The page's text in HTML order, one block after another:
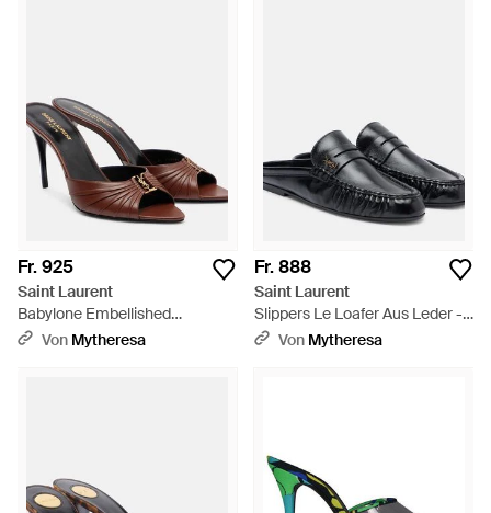
Fr. 925
Saint Laurent
Babylone Embellished
Gathered Leather Mules -
Von Mytheresa
Fr. 888
Saint Laurent
Slippers Le Loafer Aus Leder -
Schwarz
Von Mytheresa